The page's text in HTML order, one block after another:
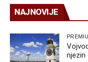
NAJNOVIJE
njezin